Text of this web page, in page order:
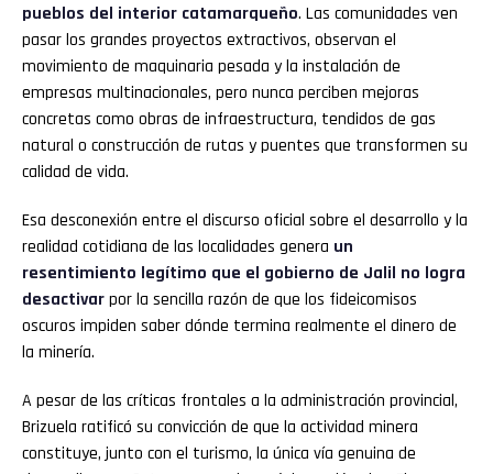
pueblos del interior catamarqueño. Las comunidades ven
pasar los grandes proyectos extractivos, observan el
movimiento de maquinaria pesada y la instalación de
empresas multinacionales, pero nunca perciben mejoras
concretas como obras de infraestructura, tendidos de gas
natural o construcción de rutas y puentes que transformen su
calidad de vida.
Esa desconexión entre el discurso oficial sobre el desarrollo y la
realidad cotidiana de las localidades genera un
resentimiento legítimo que el gobierno de Jalil no logra
desactivarpor la sencilla razón de que los fideicomisos
oscuros impiden saber dónde termina realmente el dinero de
la minería.
A pesar de las críticas frontales a la administración provincial,
Brizuela ratificó su convicción de que la actividad minera
constituye, junto con el turismo, la única vía genuina de